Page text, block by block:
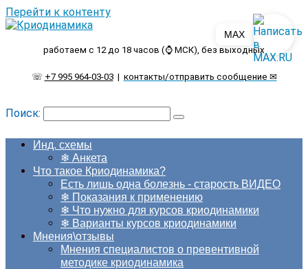
Перейти к контенту
работаем с 12 до 18 часов (⌚ МСК), без выходных
☏ +7 995 964-03-03| контакты/отправить сообщение ✉
Поиск:
Инд. схемы
❄ Анкета
Что такое Криодинамика?
Есть лишь одна болезнь - старость ВИДЕО
❄ Показания к применению
❄ Что нужно для курсов криодинамики
❄ Варианты курсов криодинамики
Мнения\отзывы
Мнения специалистов о превентивной
методике криодинамика
MAX